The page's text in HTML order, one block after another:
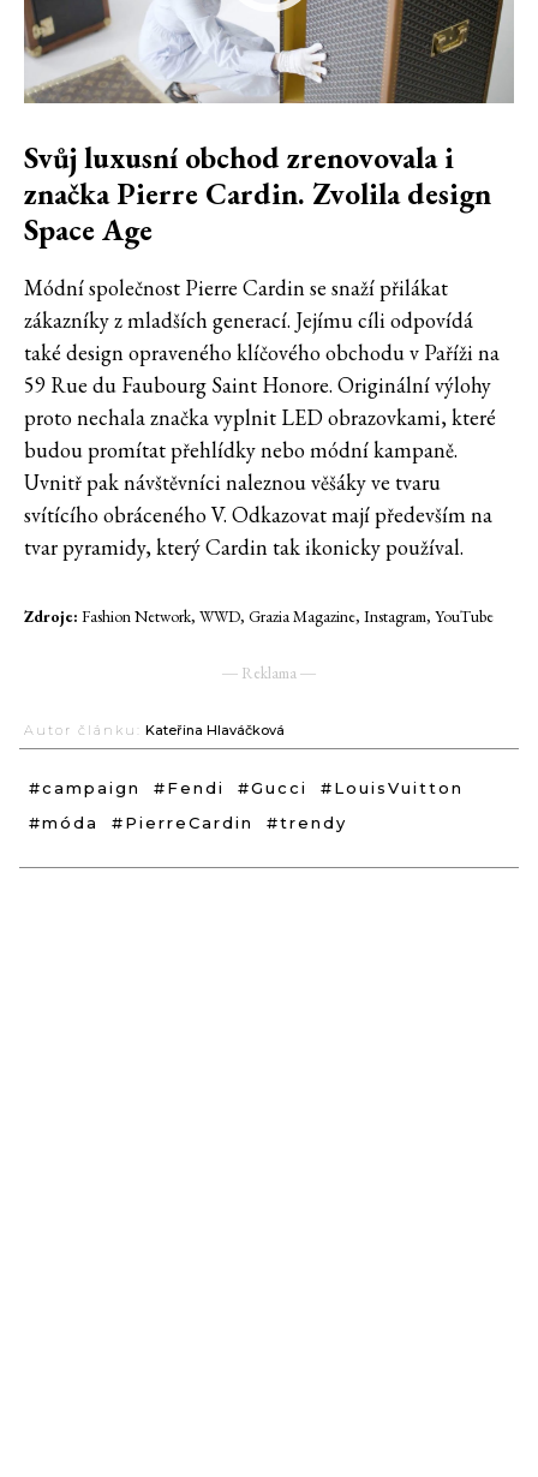
Svůj luxusní obchod zrenovovala i
značka Pierre Cardin. Zvolila design
Space Age
Módní společnost Pierre Cardin se snaží přilákat
zákazníky z mladších generací. Jejímu cíli odpovídá
také design opraveného klíčového obchodu v Paříži na
59 Rue du Faubourg Saint Honore. Originální výlohy
proto nechala značka vyplnit LED obrazovkami, které
budou promítat přehlídky nebo módní kampaně.
Uvnitř pak návštěvníci naleznou věšáky ve tvaru
svítícího obráceného V. Odkazovat mají především na
tvar pyramidy, který Cardin tak ikonicky používal.
Zdroje: Fashion Network, WWD, Grazia Magazine, Instagram, YouTube
― Reklama ―
Autor článku: Kateřina Hlaváčková
#campaign #Fendi #Gucci
#LouisVuitton
#móda
#PierreCardin #trendy